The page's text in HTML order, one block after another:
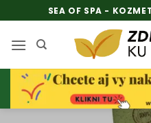
to
content
SEA OF SPA -